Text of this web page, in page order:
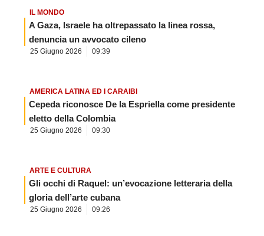
IL MONDO
A Gaza, Israele ha oltrepassato la linea rossa,
denuncia un avvocato cileno
25 Giugno 2026 09:39
AMERICA LATINA ED I CARAIBI
Cepeda riconosce De la Espriella come presidente
eletto della Colombia
25 Giugno 2026 09:30
ARTE E CULTURA
Gli occhi di Raquel: un’evocazione letteraria della
gloria dell’arte cubana
25 Giugno 2026 09:26